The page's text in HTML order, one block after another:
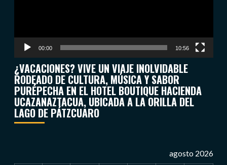
00:00 10:56
¿VACACIONES? VIVE UN VIAJE INOLVIDABLE
RODEADO DE CULTURA, MÚSICA Y SABOR
PURÉPECHA EN EL HOTEL BOUTIQUE HACIENDA
UCAZANAZTACUA, UBICADA A LA ORILLA DEL
LAGO DE PÁTZCUARO
agosto 2026